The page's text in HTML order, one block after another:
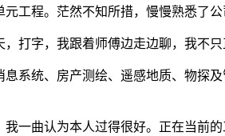
工程。茫然不知所措，慢慢熟悉了公
字，我跟着师傅边走边聊，我不只
统、房产测绘、遥感地质、物探
曲认为本人过得很好。正在当前